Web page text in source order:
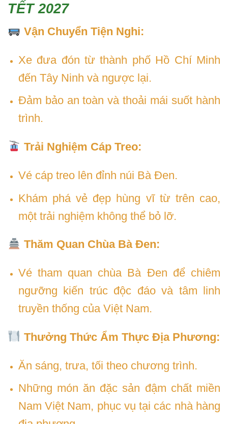
TẾT 2027
Vận Chuyển Tiện Nghi:
Xe đưa đón từ thành phố Hồ Chí Minh
đến Tây Ninh và ngược lại.
Đảm bảo an toàn và thoải mái suốt hành
trình.
Trải Nghiệm Cáp Treo:
Vé cáp treo lên đỉnh núi Bà Đen.
Khám phá vẻ đẹp hùng vĩ từ trên cao,
một trải nghiệm không thể bỏ lỡ.
Thăm Quan Chùa Bà Đen:
Vé tham quan chùa Bà Đen để chiêm
ngưỡng kiến trúc độc đáo và tâm linh
truyền thống của Việt Nam.
Thưởng Thức Ẩm Thực Địa Phương:
Ăn sáng, trưa, tối theo chương trình.
Những món ăn đặc sản đậm chất miền
Nam Việt Nam, phục vụ tại các nhà hàng